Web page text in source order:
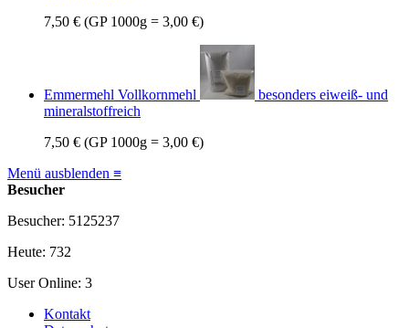
7,50 € (GP 1000g = 3,00 €)
Emmermehl Vollkornmehl
besonders eiweiß- und
mineralstoffreich
7,50 € (GP 1000g = 3,00 €)
Menü ausblenden ≡
Besucher
Besucher: 5125237
Heute: 732
User Online: 3
Kontakt